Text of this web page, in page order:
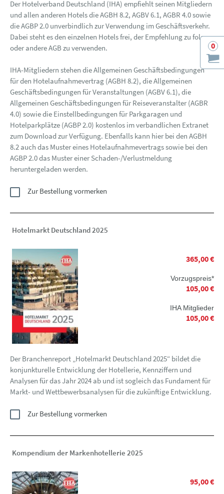
0
Der Hotelverband Deutschland (IHA) empfiehlt seinen Mitgliedern
und allen anderen Hotels die AGBH 8.2, AGBV 6.1, AGBR 4.0 sowie
die AGBP 2.0 unverbindlich zur Verwendung im Geschäftsverkehr.
Dabei steht es den einzelnen Hotels frei, der Empfehlung zu folgen
oder andere AGB zu verwenden.
IHA-Mitgliedern stehen die Allgemeinen Geschäftsbedingungen
für den Hotelaufnahmevertrag (AGBH 8.2), die Allgemeinen
Geschäftsbedingungen für Veranstaltungen (AGBV 6.1), die
Allgemeinen Geschäftsbedingungen für Reiseveranstalter (AGBR
4.0) sowie die Einstellbedingungen für Parkgaragen und
Hotelparkplätze (AGBP 2.0) kostenlos im verbandlichen Extranet
zum Download zur Verfügung. Ebenfalls kann hier bei den AGBH
8.2 auch das Muster eines Hotelaufnahmevertrags sowie bei den
AGBP 2.0 das Muster einer Schaden-/Verlustmeldung
heruntergeladen werden.
Zur Bestellung vormerken
Hotelmarkt Deutschland 2025
365,00 €
Vorzugspreis*
105,00 €
IHA Mitglieder
105,00 €
Der Branchenreport „Hotelmarkt Deutschland 2025“ bildet die
konjunkturelle Entwicklung der Hotellerie, Kennziffern und
Analysen für das Jahr 2024 ab und ist sogleich das Fundament für
Markt- und Wettbewerbsanalysen für die zukünftige Entwicklung.
Zur Bestellung vormerken
Kompendium der Markenhotellerie 2025
95,00 €